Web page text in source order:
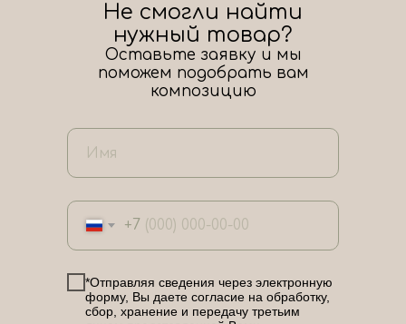
+7
*Отправляя сведения через электронную
форму, Вы даете согласие на обработку,
сбор, хранение и передачу третьим
Не смогли найти
нужный товар?
Оставьте заявку и мы
поможем подобрать вам
композицию